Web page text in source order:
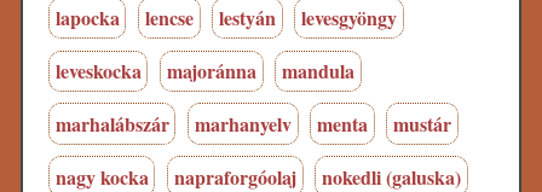
lapocka
lencse lestyán
levesgyöngy
leveskocka
majoránna
mandula
marhalábszár
marhanyelv menta
mustár
nagy kocka
napraforgóolaj
nokedli (galuska)